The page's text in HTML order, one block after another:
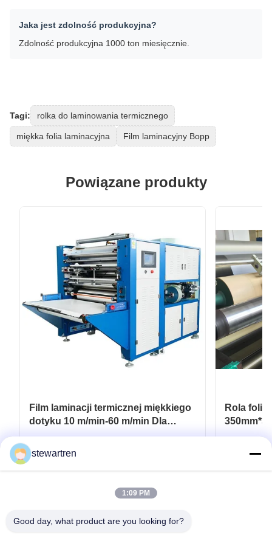
Jaka jest zdolność produkcyjna?
Zdolność produkcyjna 1000 ton miesięcznie.
Tagi: rolka do laminowania termicznego
miękka folia laminacyjna Film laminacyjny Bopp
Powiązane produkty
Film laminacji termicznej miękkiego
dotyku 10 m/min-60 m/min Dla
elastycznych opakowań
Rola folii
stewartren
1:09 PM
Good day, what product are you looking for?